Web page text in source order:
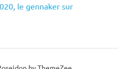
le gennaker sur